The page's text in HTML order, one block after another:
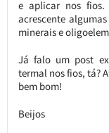
e aplicar nos
acrescente
minerais e
Já falo um post
termal nos fios, tá?
bem bom!
Beijos